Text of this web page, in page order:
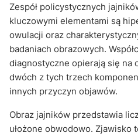
Zespół policystycznych
kluczowymi elementami są
owulacji oraz
badaniach obrazowych.
diagnostyczne opierają się na
dwóch z tych trzech
innych przyczyn objawów.
Obraz jajników przedstawia
ułożone obwodowo. Zjawisko